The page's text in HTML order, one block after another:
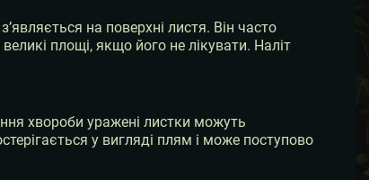
на поверхні листя. Він часто
площі, якщо його не лікувати. Наліт
хвороби уражені листки можуть
у вигляді плям і може поступово